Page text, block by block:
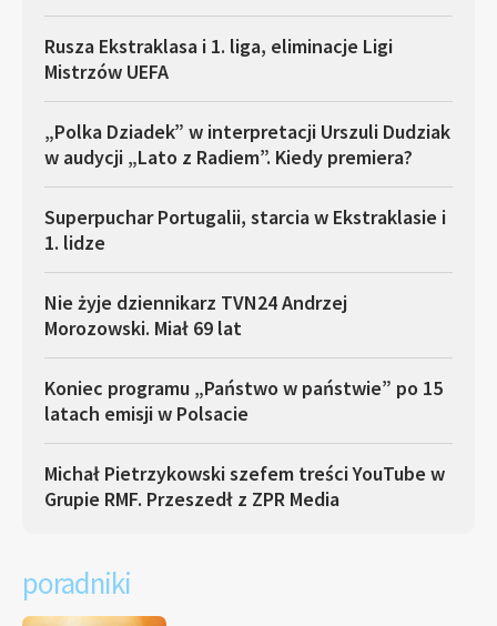
Rusza Ekstraklasa i 1. liga, eliminacje Ligi
Mistrzów UEFA
„Polka Dziadek” w interpretacji Urszuli Dudziak
w audycji „Lato z Radiem”. Kiedy premiera?
Superpuchar Portugalii, starcia w Ekstraklasie i
1. lidze
Nie żyje dziennikarz TVN24 Andrzej
Morozowski. Miał 69 lat
Koniec programu „Państwo w państwie” po 15
latach emisji w Polsacie
Michał Pietrzykowski szefem treści YouTube w
Grupie RMF. Przeszedł z ZPR Media
poradniki